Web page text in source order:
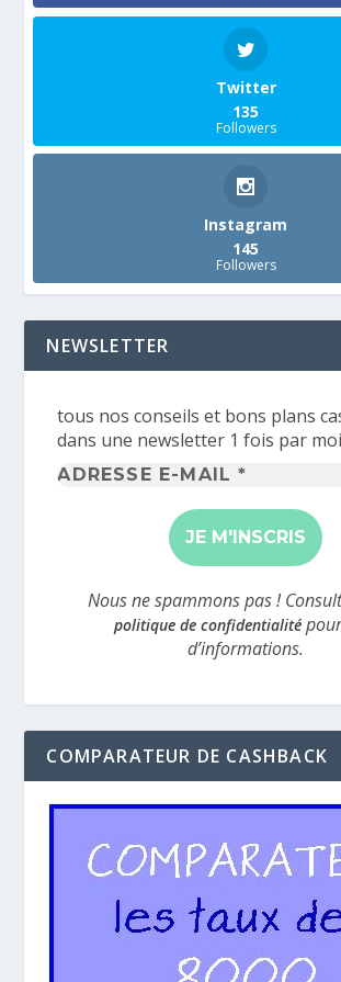
Twitter
135
Followers
Instagram
145
Followers
NEWSLETTER
tous nos conseils et bons plans
dans une newsletter 1 fois par
Adresse
mail
*
Nous ne spammons pas !
politique de confidentialité
d’informations.
COMPARATEUR DE CASHBACK